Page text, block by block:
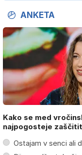
ANKETA
Kako se med
najpogosteje
Ostajam v senci ali